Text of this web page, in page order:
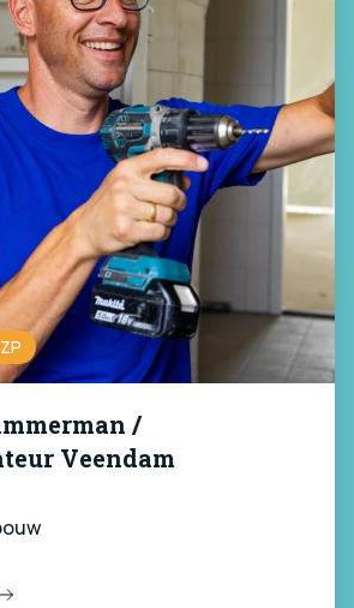
/
Veendam